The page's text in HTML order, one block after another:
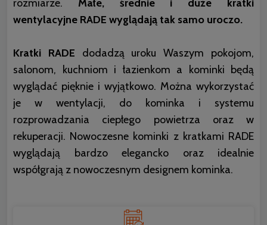
rozmiarze. Małe, średnie i duże kratki
wentylacyjne RADE wyglądają tak samo uroczo.
Kratki RADE dodadzą uroku Waszym pokojom,
salonom, kuchniom i łazienkom a kominki będą
wyglądać pięknie i wyjątkowo. Można wykorzystać
je w wentylacji, do kominka i systemu
rozprowadzania ciepłego powietrza oraz w
rekuperacji. Nowoczesne kominki z kratkami RADE
wyglądają bardzo elegancko oraz idealnie
współgrają z nowoczesnym designem kominka.